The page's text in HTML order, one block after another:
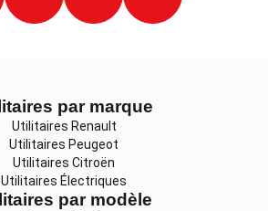
par marque
Utilitaires Renault
Utilitaires Peugeot
Utilitaires Citroën
Utilitaires Électriques
par modèle